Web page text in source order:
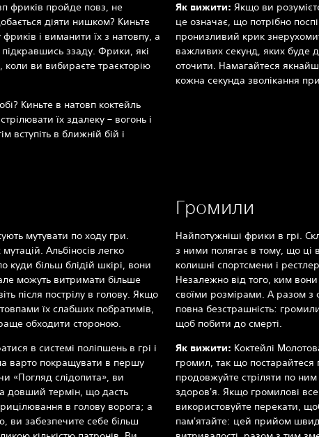
фриків пройде повз, не
діяти нишком? Киньте
і виманити їх з натовпу, а
підкравшись ззаду. Фрики, які
коли ви вибираєте траєкторію
Киньте в натовп коктейль
їх здалеку – вогонь і
вступіть в ближній бій і
Як вижити: Якщо ви
це означає, що потрібно
пронизливий крик
важливих секунд, яких буде
оточити. Намагайтеся
кожна секунда зволікання
мутувати по ходу гри.
Альбіносів легко
куди більш блідій шкірі, вони
можуть витримати більше
після пострілу в голову. Якщо
їх слабших побратимів,
обходити стороною.‎
в системі поліпшень в грі і
варто покращувати в першу
«Погляд слідопита», ви
довший термін, що дасть
в голову ворога; а
ви забезпечите себе більш
Громили
Найпотужніші фрики в грі.
з ними полягає в тому, що ці
колишні спортсмени і
Незалежно від того, ким
своїми розмірами. А разом
повна безстрашність:
щоб побити до смерті.
Як вижити: Коктейлі
громил, так що постарайтеся
продовжуйте стріляти по
здоров'я. Якщо громилові
використовуйте перекати,
пам'ятайте: цей прийом